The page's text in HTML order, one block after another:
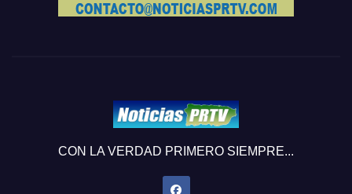
CON LA VERDAD PRIMERO SIEMPRE...